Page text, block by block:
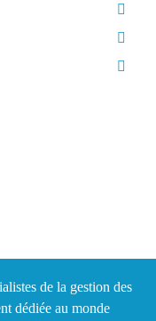
de la gestion des
dédiée au monde